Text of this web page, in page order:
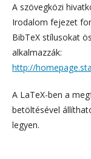
A szövegközi
Irodalom fejezet
BibTeX stílusokat
alkalmazzák:
http://
A LaTeX-ben a
betöltésével
legyen.